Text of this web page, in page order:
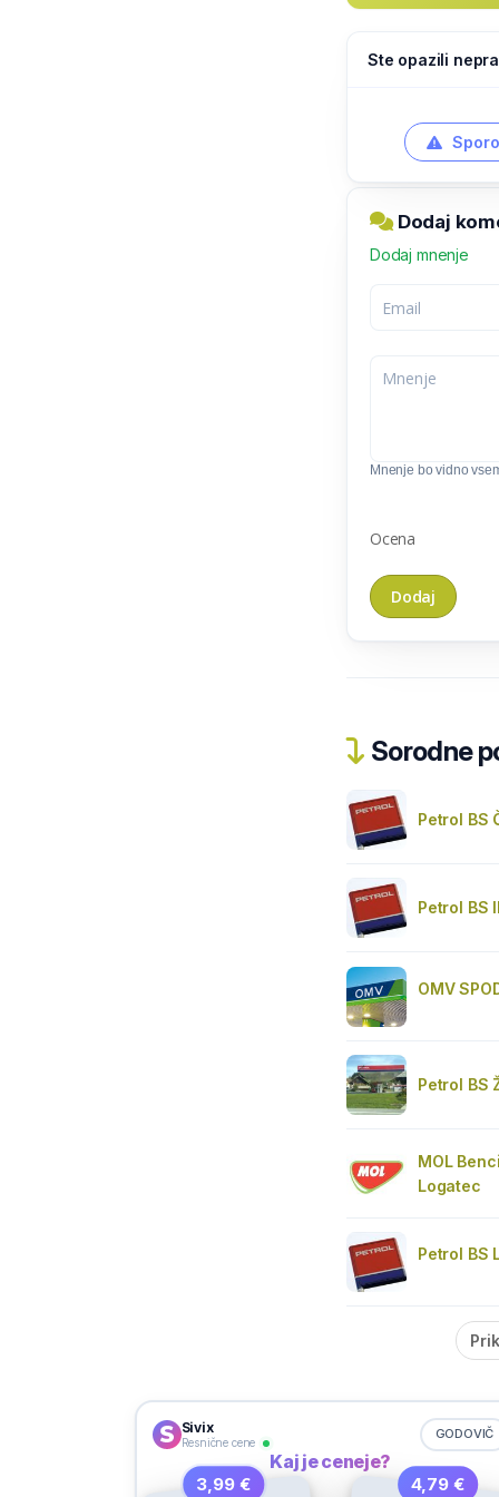
Ste opazili
Dodaj
Dodaj mnenje
Mnenje bo vidno
Ocena
Sorodne
Petrol BS
Petrol BS
OMV
Petrol BS
MOL
Logatec
Petrol BS
Sivix
Resnične cene
GODOVIČ
Kaj je ceneje?
3,99 € 4,79 €